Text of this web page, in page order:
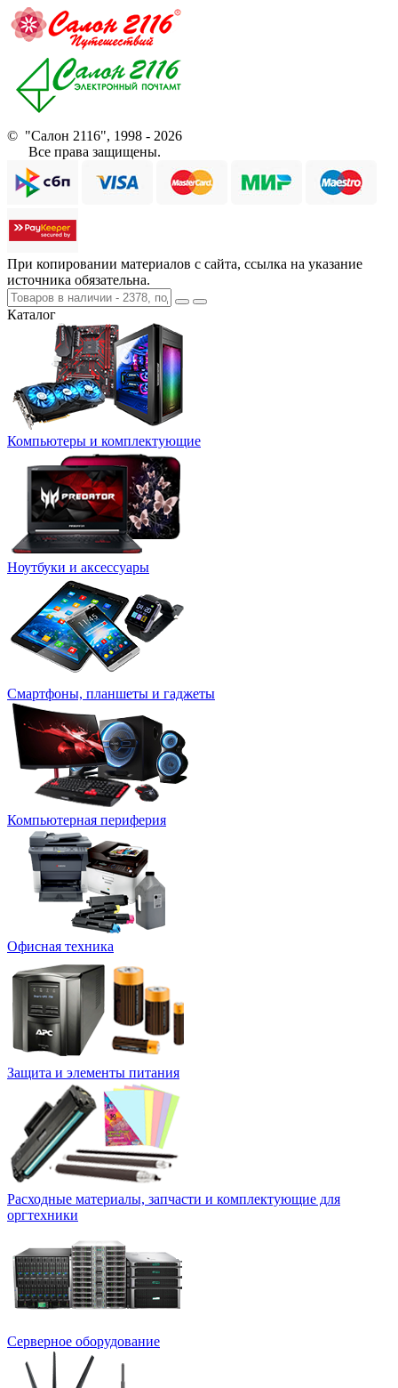
© "Салон 2116", 1998 - 2026
Все права защищены.
При копировании материалов с сайта, ссылка на указание
источника обязательна.
Каталог
Компьютеры и комплектующие
Ноутбуки и аксессуары
Смартфоны, планшеты и гаджеты
Компьютерная периферия
Офисная техника
Защита и элементы питания
Расходные материалы, запчасти и комплектующие для
оргтехники
Серверное оборудование